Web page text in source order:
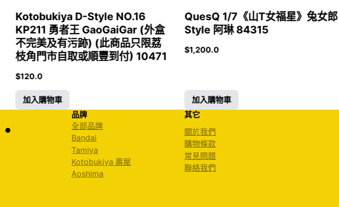
Kotobukiya D-Style NO.16
KP211 勇者王 GaoGaiGar (外盒
不完美及有污跡) (此商品只限荔
枝角門市自取或順豐到付) 10471
$120.0
加入購物車
QuesQ 1/7《山T女福星》兔女郎
Style 阿琳 84315
$1,200.0
加入購物車
品牌
全部品牌
Bandai
Tamiya
Kotobukiya 壽屋
Aoshima
其它
關於我們
購物條款
常見問題
聯絡我們